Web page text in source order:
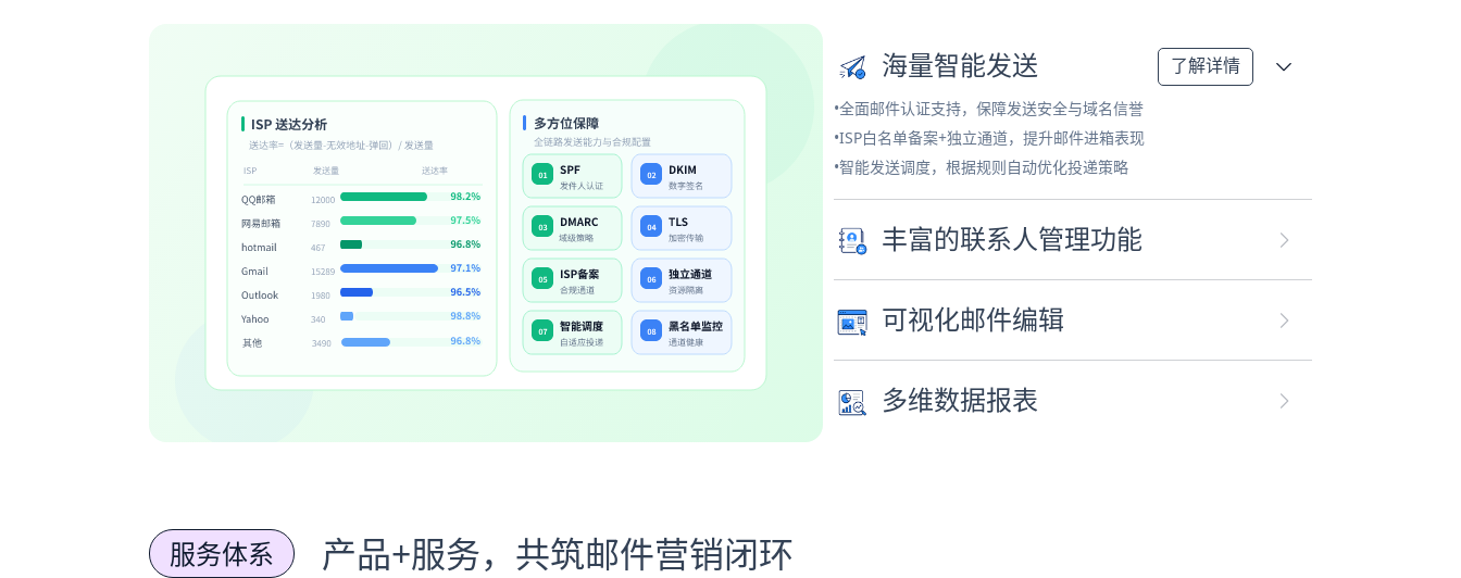
海量智能发送 了解详情
•全面邮件认证支持，保障发送安全与域名信誉
•ISP白名单备案+独立通道，提升邮件进箱表现
•智能发送调度，根据规则自动优化投递策略
丰富的联系人管理功能
可视化邮件编辑
多维数据报表
服务体系 产品+服务，共筑邮件营销闭环